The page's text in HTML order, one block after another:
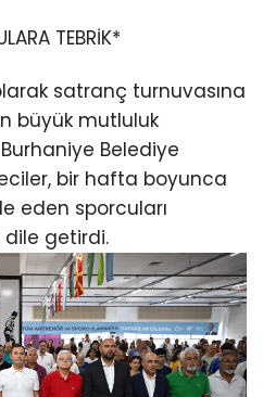
TEBRİK*
satranç turnuvasına
büyük mutluluk
Belediye
bir hafta boyunca
eden sporcuları
getirdi.